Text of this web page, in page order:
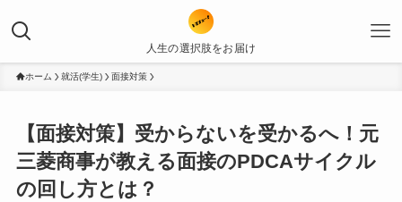
人生の選択肢をお届け
ホーム 就活(学生) 面接対策
【面接対策】受からないを受かるへ！元
三菱商事が教える面接のPDCAサイクル
の回し方とは？